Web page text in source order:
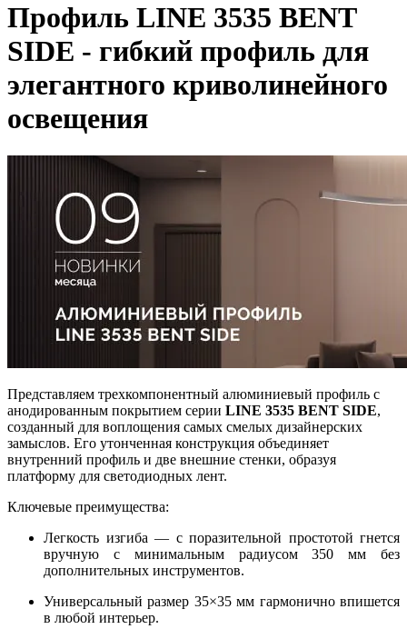
Профиль LINE 3535 BENT
SIDE - гибкий профиль для
элегантного криволинейного
освещения
Представляем трехкомпонентный алюминиевый профиль с
анодированным покрытием серии LINE 3535 BENT SIDE,
созданный для воплощения самых смелых дизайнерских
замыслов. Его утонченная конструкция объединяет
внутренний профиль и две внешние стенки, образуя
платформу для светодиодных лент.
Ключевые преимущества:
Легкость изгиба — с поразительной простотой гнется
вручную с минимальным радиусом 350 мм без
дополнительных инструментов.
Универсальный размер 35×35 мм гармонично впишется
в любой интерьер.